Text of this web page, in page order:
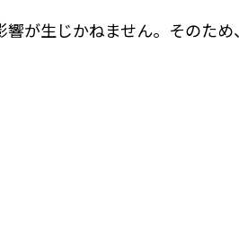
が生じかねません。そのため、